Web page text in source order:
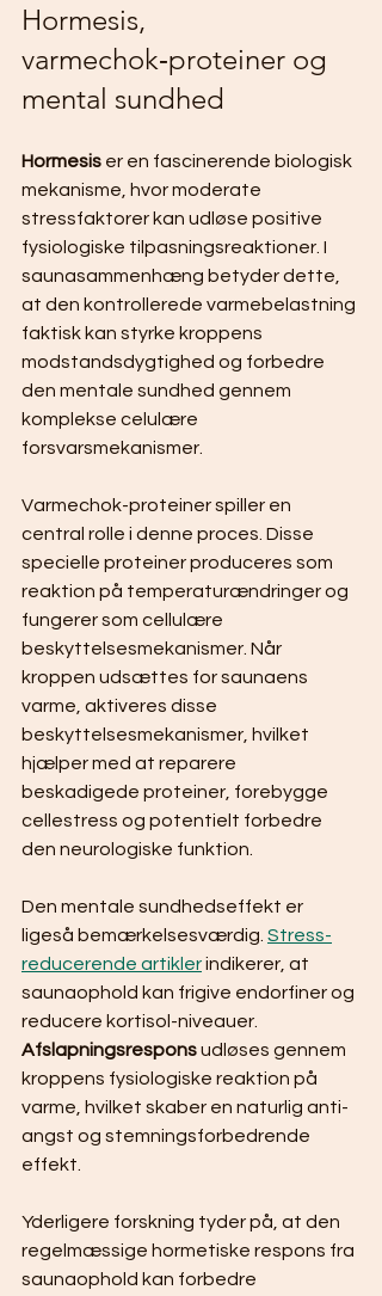
Hormesis,
varmechok‑proteiner og
mental sundhed
Hormesis er en fascinerende biologisk
mekanisme, hvor moderate
stressfaktorer kan udløse positive
fysiologiske tilpasningsreaktioner. I
saunasammenhæng betyder dette,
at den kontrollerede varmebelastning
faktisk kan styrke kroppens
modstandsdygtighed og forbedre
den mentale sundhed gennem
komplekse celulære
forsvarsmekanismer.
Varmechok-proteiner spiller en
central rolle i denne proces. Disse
specielle proteiner produceres som
reaktion på temperaturændringer og
fungerer som cellulære
beskyttelsesmekanismer. Når
kroppen udsættes for saunaens
varme, aktiveres disse
beskyttelsesmekanismer, hvilket
hjælper med at reparere
beskadigede proteiner, forebygge
cellestress og potentielt forbedre
den neurologiske funktion.
Den mentale sundhedseffekt er
ligeså bemærkelsesværdig. Stress-
reducerende artikler indikerer, at
saunaophold kan frigive endorfiner og
reducere kortisol-niveauer.
Afslapningsrespons udløses gennem
kroppens fysiologiske reaktion på
varme, hvilket skaber en naturlig anti-
angst og stemningsforbedrende
effekt.
Yderligere forskning tyder på, at den
regelmæssige hormetiske respons fra
saunaophold kan forbedre